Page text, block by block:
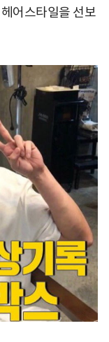
어스타일을 선보